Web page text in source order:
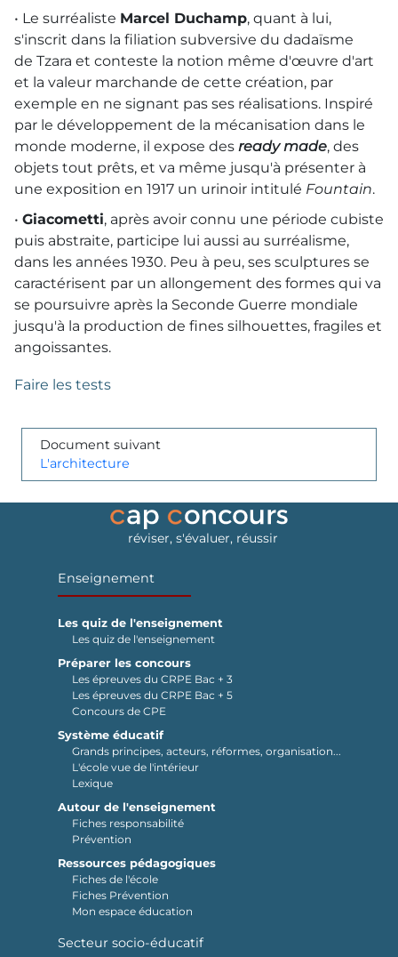
• Le surréaliste Marcel Duchamp, quant à lui,
s'inscrit dans la filiation subversive du dadaïsme
de Tzara et conteste la notion même d'œuvre d'art
et la valeur marchande de cette création, par
exemple en ne signant pas ses réalisations. Inspiré
par le développement de la mécanisation dans le
monde moderne, il expose des ready made, des
objets tout prêts, et va même jusqu'à présenter à
une exposition en 1917 un urinoir intitulé Fountain.
• Giacometti, après avoir connu une période cubiste
puis abstraite, participe lui aussi au surréalisme,
dans les années 1930. Peu à peu, ses sculptures se
caractérisent par un allongement des formes qui va
se poursuivre après la Seconde Guerre mondiale
jusqu'à la production de fines silhouettes, fragiles et
angoissantes.
Faire les tests
Document suivant
L'architecture
réviser, s'évaluer, réussir
Enseignement
Les quiz de l'enseignement
Les quiz de l'enseignement
Préparer les concours
Les épreuves du CRPE Bac + 3
Les épreuves du CRPE Bac + 5
Concours de CPE
Système éducatif
Grands principes, acteurs, réformes, organisation...
L'école vue de l'intérieur
Lexique
Autour de l'enseignement
Fiches responsabilité
Prévention
Ressources pédagogiques
Fiches de l'école
Fiches Prévention
Mon espace éducation
Secteur socio-éducatif